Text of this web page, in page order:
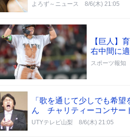
よろず～ニュース 8/6(木) 21:05
【巨人】
右中間に
スポーツ報知
「歌を通じて少しでも希
ん チャリティーコンサ
UTYテレビ山梨 8/6(木) 21:05